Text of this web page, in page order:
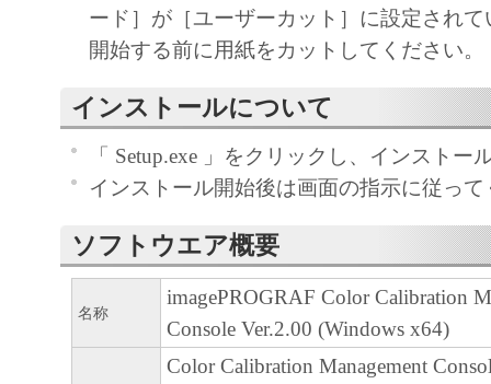
１．使用許諾
(1) お客様は、「本ソフトウエア」を、キ
ェットプリンタ（以下「プリンタ」と言い
たはネットワークを通じ接続される複数の
それぞれにおいて使用（「使用」とは、「
と、またはコンピュータにおいて表示する
すること、読み出すこと、もしくは実行す
も含むものとします）することができます
た、お客様が「プリンタ」を使用すること
様のイントラネット内のユーザ（以下「指
ード］が［ユーザーカット］に設定され
開始する前に用紙をカットしてください。
インストールについて
「 Setup.exe 」をクリックし、インストー
インストール開始後は画面の指示に従って
ソフトウエア概要
名称
imagePROGRAF Color Calibration
Console Ver.2.00 (Windows x64)
Color Calibration Management